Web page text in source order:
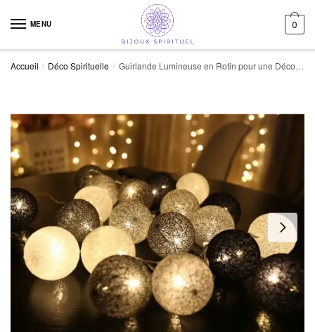
MENU 0
Accueil / Déco Spirituelle / Guirlande Lumineuse en Rotin pour une Décoration élégante